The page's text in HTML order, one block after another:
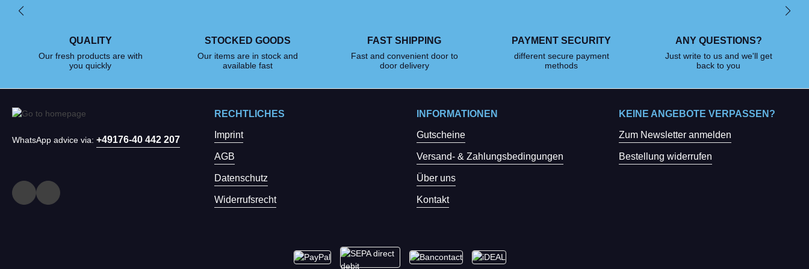
QUALITY
Our fresh products are with
you quickly
STOCKED GOODS
Our items are in stock and
available fast
FAST SHIPPING
Fast and convenient door to
door delivery
PAYMENT SECURITY
different secure payment
methods
ANY QUESTIONS?
Just write to us and we'll get
back to you
WhatsApp advice via: +49176-40 442 207
RECHTLICHES
Imprint
AGB
Datenschutz
Widerrufsrecht
INFORMATIONEN
Gutscheine
Versand- & Zahlungsbedingungen
Über uns
Kontakt
KEINE ANGEBOTE VERPASSEN?
Zum Newsletter anmelden
Bestellung widerrufen